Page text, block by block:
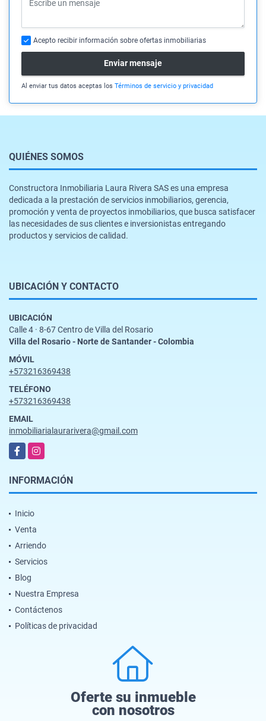
Acepto recibir información sobre ofertas inmobiliarias
Enviar mensaje
Al enviar tus datos aceptas los Términos de servicio y privacidad
QUIÉNES SOMOS
Constructora Inmobiliaria Laura Rivera SAS es una empresa
dedicada a la prestación de servicios inmobiliarios, gerencia,
promoción y venta de proyectos inmobiliarios, que busca satisfacer
las necesidades de sus clientes e inversionistas entregando
productos y servicios de calidad.
UBICACIÓN Y CONTACTO
UBICACIÓN
Calle 4 · 8-67 Centro de Villa del Rosario
Villa del Rosario - Norte de Santander - Colombia
MÓVIL
+573216369438
TELÉFONO
+573216369438
EMAIL
inmobiliarialaurarivera@gmail.com
FacebookInstagram
INFORMACIÓN
Inicio
Venta
Arriendo
Servicios
Blog
Nuestra Empresa
Contáctenos
Políticas de privacidad
Oferte su inmueble
con nosotros